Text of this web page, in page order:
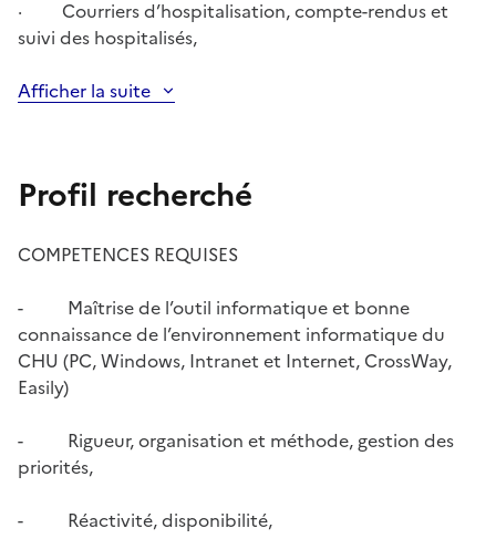
· Courriers d’hospitalisation, compte-rendus et
suivi des hospitalisés,
Afficher la suite
Profil recherché
COMPETENCES REQUISES
- Maîtrise de l’outil informatique et bonne
connaissance de l’environnement informatique du
CHU (PC, Windows, Intranet et Internet, CrossWay,
Easily)
- Rigueur, organisation et méthode, gestion des
priorités,
- Réactivité, disponibilité,